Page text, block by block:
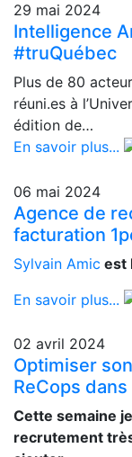
29 mai 2024
Intelligence
#truQuébec
Plus de 80
réuni.es à
édition de…
En savoir plus...
06 mai 2024
Agence de
facturation
Sylvain Amic est
En savoir plus...
02 avril 2024
Optimiser
ReCops
Cette semaine
recrutement